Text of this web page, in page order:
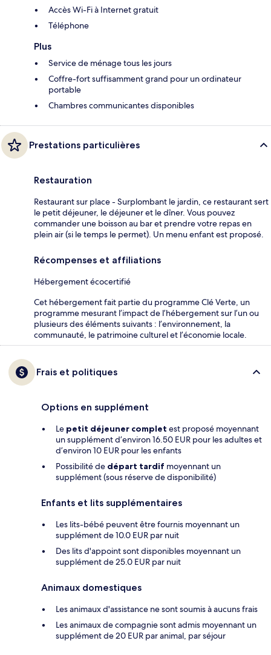
Accès Wi-Fi à Internet gratuit
Téléphone
Plus
Service de ménage tous les jours
Coffre-fort suffisamment grand pour un ordinateur
portable
Chambres communicantes disponibles
Prestations particulières
Restauration
Restaurant sur place - Surplombant le jardin, ce restaurant sert
le petit déjeuner, le déjeuner et le dîner. Vous pouvez
commander une boisson au bar et prendre votre repas en
plein air (si le temps le permet). Un menu enfant est proposé.
Récompenses et affiliations
Hébergement écocertifié
Cet hébergement fait partie du programme Clé Verte, un
programme mesurant l’impact de l’hébergement sur l’un ou
plusieurs des éléments suivants : l’environnement, la
communauté, le patrimoine culturel et l’économie locale.
Frais et politiques
Options en supplément
Le petit déjeuner complet est proposé moyennant
un supplément d’environ 16.50 EUR pour les adultes et
d’environ 10 EUR pour les enfants
Possibilité de départ tardif moyennant un
supplément (sous réserve de disponibilité)
Enfants et lits supplémentaires
Les lits-bébé peuvent être fournis moyennant un
supplément de 10.0 EUR par nuit
Des lits d'appoint sont disponibles moyennant un
supplément de 25.0 EUR par nuit
Animaux domestiques
Les animaux d'assistance ne sont soumis à aucuns frais
Les animaux de compagnie sont admis moyennant un
supplément de 20 EUR par animal, par séjour